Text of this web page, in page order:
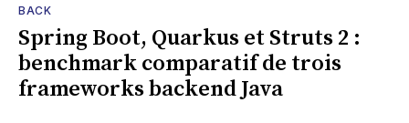
BACK
Spring Boot, Quarkus et Struts 2 :
benchmark comparatif de trois
frameworks backend Java